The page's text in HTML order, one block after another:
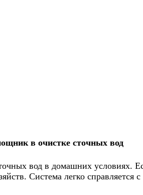
в очистке сточных вод
вод в домашних условиях.
Система легко справляется